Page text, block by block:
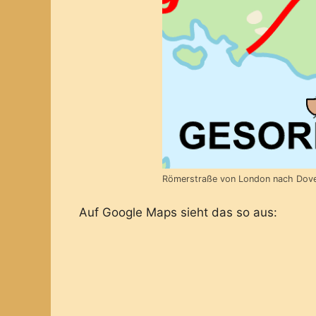
Römerstraße von London nach
Auf Google Maps sieht das so aus: